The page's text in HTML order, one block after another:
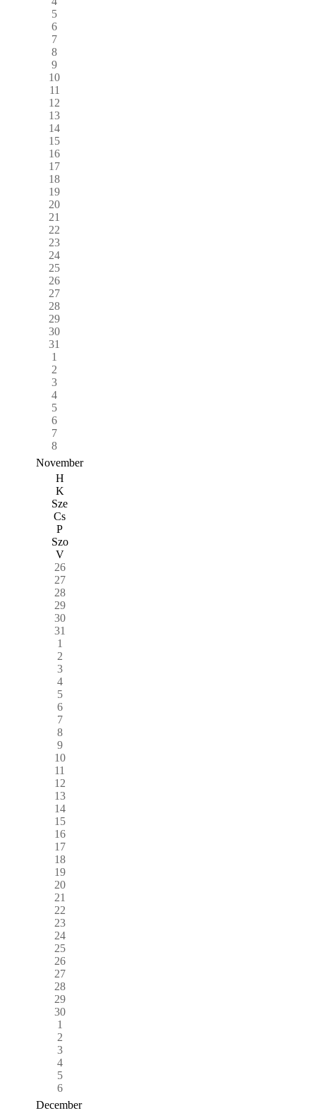
5
6
7
8
9
10
11
12
13
14
15
16
17
18
19
20
21
22
23
24
25
26
27
28
29
30
31
1
2
3
4
5
6
7
8
November
H
K
Sze
Cs
P
Szo
V
26
27
28
29
30
31
1
2
3
4
5
6
7
8
9
10
11
12
13
14
15
16
17
18
19
20
21
22
23
24
25
26
27
28
29
30
1
2
3
4
5
6
December